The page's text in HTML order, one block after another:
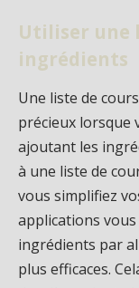
Utiliser une
ingrédients
Une liste de
précieux lorsque
ajoutant les
à une liste de
vous simplifiez
applications
ingrédients par
plus efficaces.